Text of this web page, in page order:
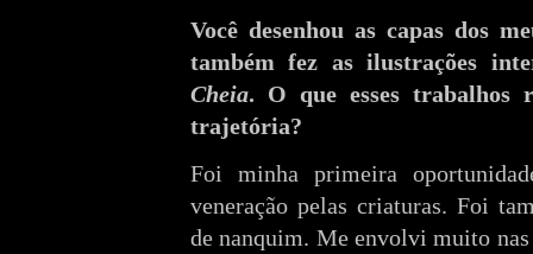
Você desenhou as capas dos
também fez as ilustrações
Cheia. O que esses trabalhos
trajetória?
Foi minha primeira
veneração pelas criaturas. Foi
de nanquim. Me envolvi muito